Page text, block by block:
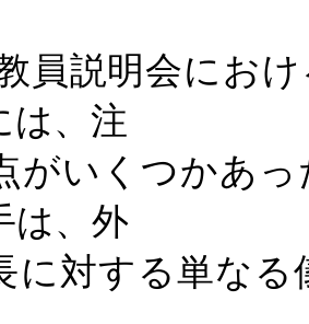
員説明会にお
は、注
がいくつかあ
は、外
に対する単な